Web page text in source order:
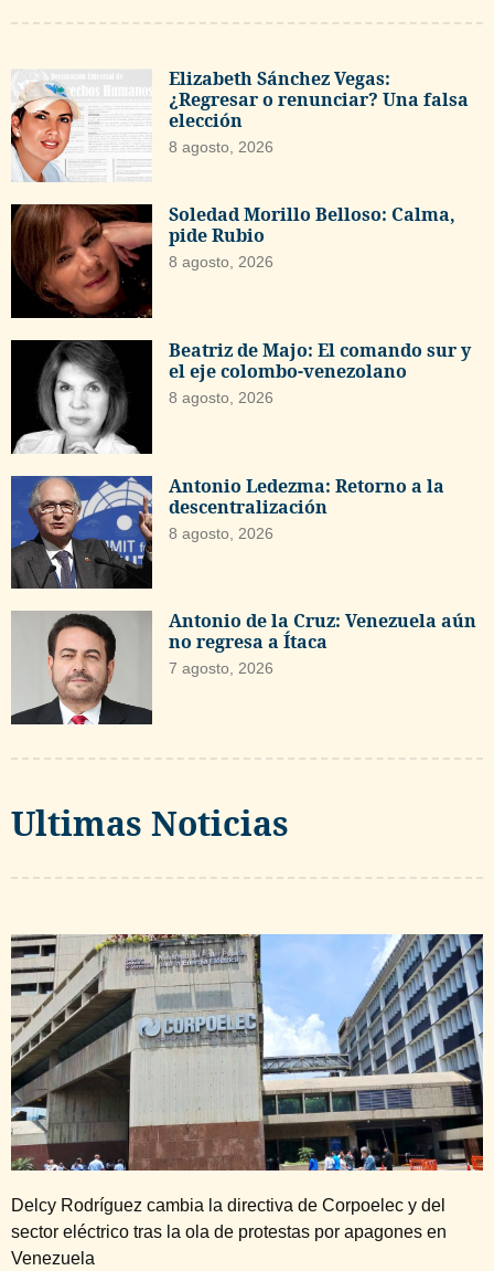
Elizabeth Sánchez Vegas:
¿Regresar o renunciar? Una falsa
elección
8 agosto, 2026
Soledad Morillo Belloso: Calma,
pide Rubio
8 agosto, 2026
Beatriz de Majo: El comando sur y
el eje colombo-venezolano
8 agosto, 2026
Antonio Ledezma: Retorno a la
descentralización
8 agosto, 2026
Antonio de la Cruz: Venezuela aún
no regresa a Ítaca
7 agosto, 2026
Ultimas Noticias
Delcy Rodríguez cambia la directiva de Corpoelec y del
sector eléctrico tras la ola de protestas por apagones en
Venezuela